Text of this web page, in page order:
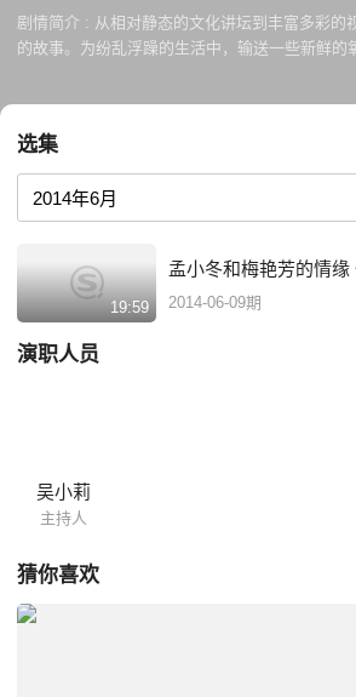
剧情简介 : 从相对静态的文化讲坛到丰富多彩
的故事。为纷乱浮躁的生活中，输送一些新鲜的
选集
19:59
孟小冬和梅艳芳的情缘
2014-06-09期
演职人员
吴小莉
主持人
猜你喜欢